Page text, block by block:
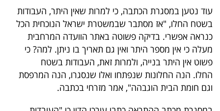
40
UNDER
40
שיתופי
עוד נטען במסגרת הכתבה, כי למרות שאין היתר, העבודות
בשטח החלו, "אז מסתבר שבמשטרת ישראל הנוכחית הכל
כנראה אפשרי. בדיקה פשוטה באתר הוועדה המרחבית
מעלה כי אין מספר היתר ואין גם תאריך בו ניתן. למה? כי
פשוט אין היתר בנייה, ולמרות זאת, העבודות בשטח
החלו. הנה החלונות שנפתחו ואלו שנסגרו, הנה המרפסת
וגם חומת הבית הוגבהה", אמר מזרחי בכתבה.